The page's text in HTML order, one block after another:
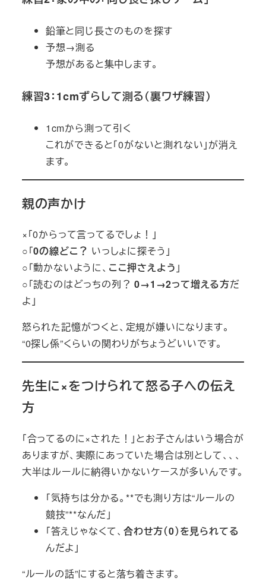
鉛筆と同じ長さのものを探す
予想→測る
予想があると集中します。
練習3：1cmずらして測る（裏ワザ練習）
1cmから測って引く
これができると「0がないと測れない」が消え
ます。
親の声かけ
×「0からって言ってるでしょ！」
○「0の線どこ？ いっしょに探そう」
○「動かないように、 ここ押さえよう 」
○「読むのはどっちの列？0→1→2って増える方だ
よ」
怒られた記憶がつくと、定規が嫌いになります。
“0探し係”くらいの関わりがちょうどいいです。
先生に×をつけられて怒る子への伝え
方
「合ってるのに×された！」とお子さんはいう場合が
ありますが、実際にあっていた場合は別として、、、
大半はルールに納得いかないケースが多いんです。
「気持ちは分かる。**でも測り方は“ルールの
競技”**なんだ」
「答えじゃなくて、 合わせ方（0）を見られてる
んだよ」
“ルールの話”にすると落ち着きます。